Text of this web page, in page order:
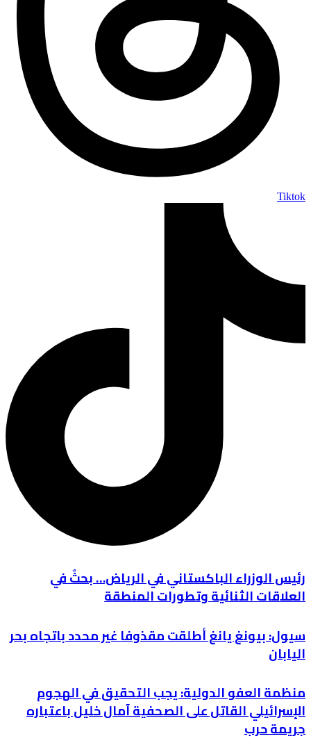
Tiktok
رئيس الوزراء الباكستاني في الرياض… بحثٌ في
العلاقات الثنائية وتطورات المنطقة
سيول: بيونغ يانغ أطلقت مقذوفا غير محدد باتجاه بحر
اليابان
منظمة العفو الدولية: يجب التحقيق في الهجوم
الإسرائيلي القاتل على الصحفية آمال خليل باعتباره
جريمة حرب